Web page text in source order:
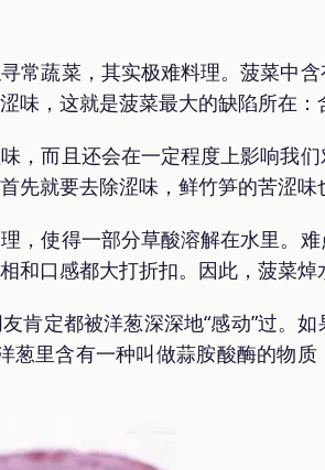
常蔬菜，其实极难料理。菠菜中
味，这就是菠菜最大的缺陷所在：
，而且还会在一定程度上影响我
先就要去除涩味，鲜竹笋的苦涩味
，使得一部分草酸溶解在水里。
和口感都大打折扣。因此，菠菜焯
肯定都被洋葱深深地“感动”过。
里含有一种叫做蒜胺酸酶的物